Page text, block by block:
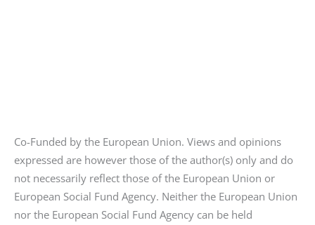
Co-Funded by the European Union. Views and opinions
expressed are however those of the author(s) only and do
not necessarily reflect those of the European Union or
European Social Fund Agency. Neither the European Union
nor the European Social Fund Agency can be held